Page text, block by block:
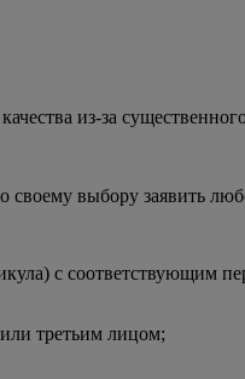
из-за
своему выбору заявить
с соответствующим
третьим лицом;